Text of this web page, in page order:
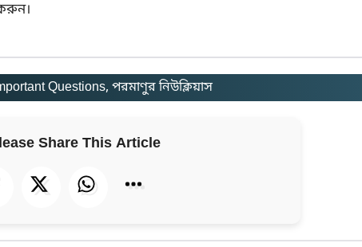
Questions, পরমাণুর নিউক্লিয়াস
Share This Article